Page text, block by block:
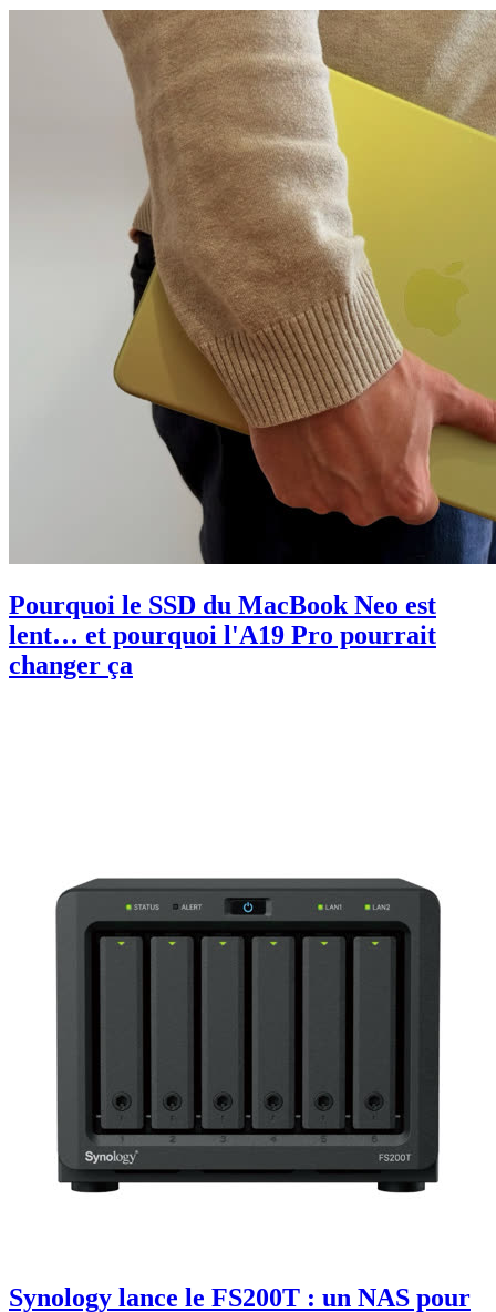
Pourquoi le SSD du MacBook Neo est
lent… et pourquoi l'A19 Pro pourrait
changer ça
Synology lance le FS200T : un NAS pour